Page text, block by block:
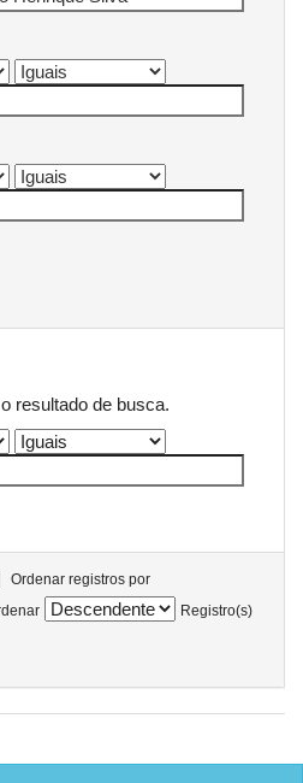
resultado de busca.
Ordenar registros por
Registro(s)